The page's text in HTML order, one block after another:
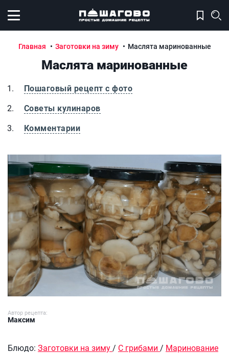
Открыть меню
Главная Заготовки на зиму Маслята маринованные
Маслята маринованные
Пошаговый рецепт с фото
Советы кулинаров
Комментарии
Маслята маринованные
Автор рецепта:
Максим
Блюдо: Заготовки на зиму / С грибами / Маринование